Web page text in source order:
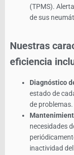
(TPMS).
de sus
Nuestras
eficiencia
Diagnóstico
estado de
de problemas.
necesidades
inactividad